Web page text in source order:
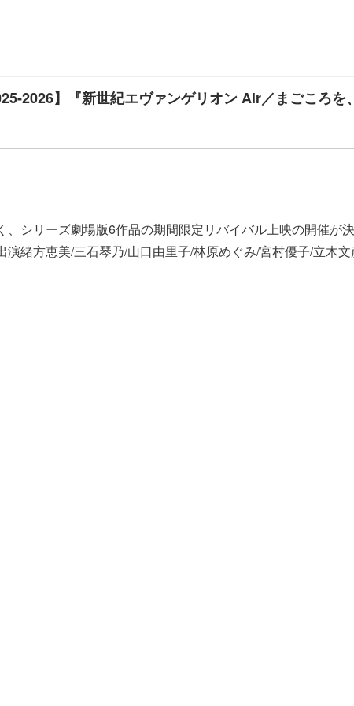
2026】『新世紀エヴァンゲリオン Air／まごころを
シリーズ劇場版6作品の期間限定リバイバル上映の開催が
緒方恵美/三石琴乃/山口由里子/林原めぐみ/宮村優子/立木